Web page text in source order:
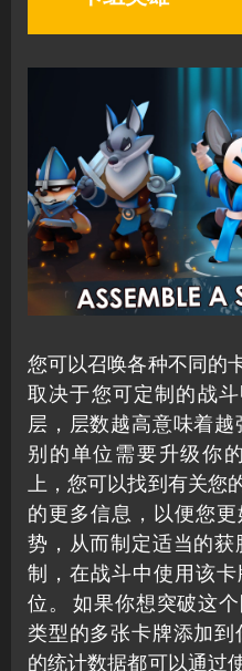
您可以召唤各种不同的
取决于您可定制的战
层，层数越高意味着
别的单位需要升级你
上，您可以找到有关您
的更多信息，以便您
势，从而制定适当的
制，在战斗中使用该
位。 如果你想突破这
类型的多张卡牌添加
的统计数据都可以通过